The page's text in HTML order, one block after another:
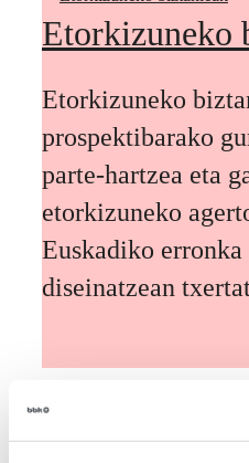
Etorkizuneko
Etorkizuneko
prospektibarako
parte-hartzea eta
etorkizuneko
Euskadiko
diseinatzean